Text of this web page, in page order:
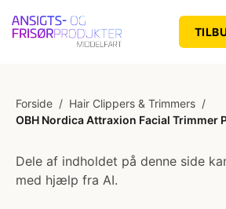
Forside / Hair Clippers & Trimmers /
OBH Nordica Attraxion Facial Trimmer
Dele af indholdet på denne side
med hjælp fra AI.